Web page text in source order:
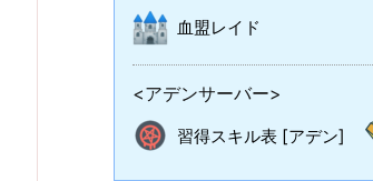
血盟レイド
<アデンサーバー>
習得スキル表 [アデン]